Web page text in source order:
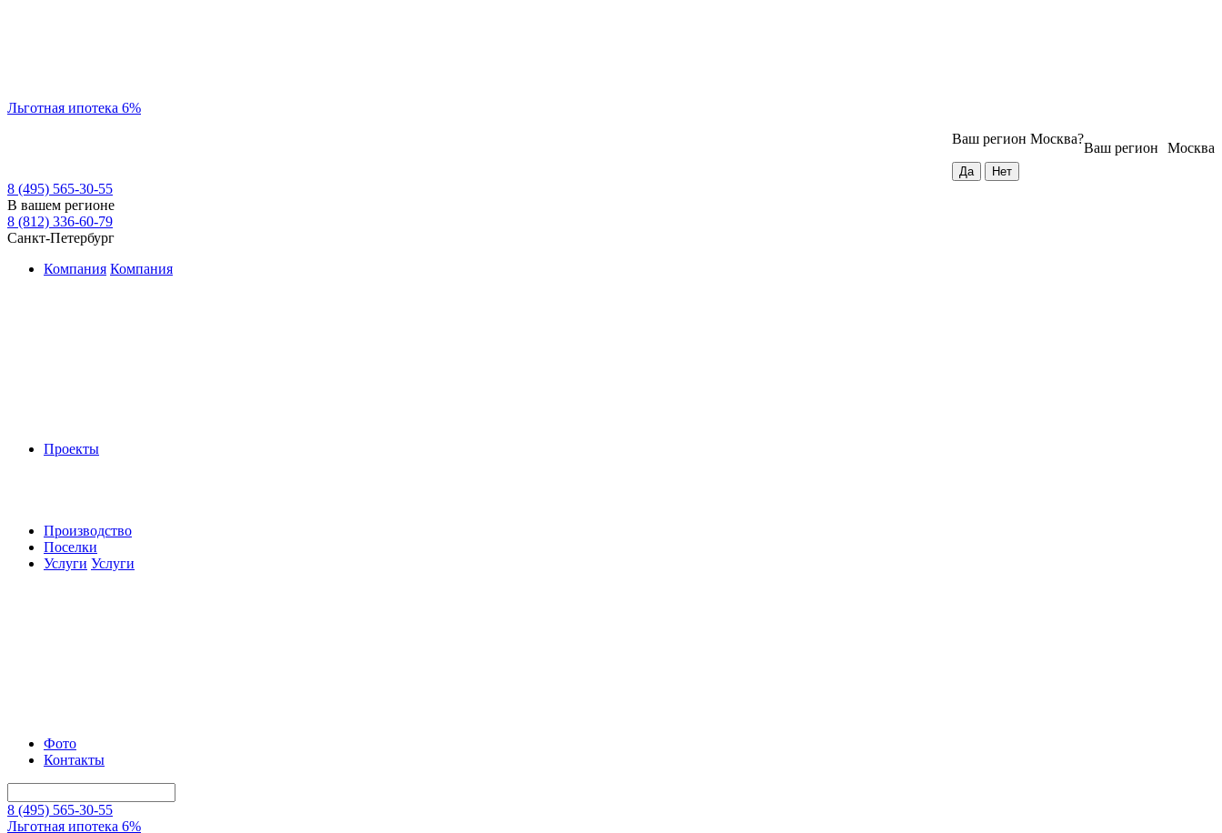
Льготная ипотека 6%
Москва
Ваш регион
Ваш регион Москва?
8 (495) 565-30-55
В вашем регионе
8 (812) 336-60-79
Санкт-Петербург
Компания Компания
Проекты
Производство
Поселки
Услуги Услуги
Фото
Контакты
8 (495) 565-30-55
Льготная ипотека 6%